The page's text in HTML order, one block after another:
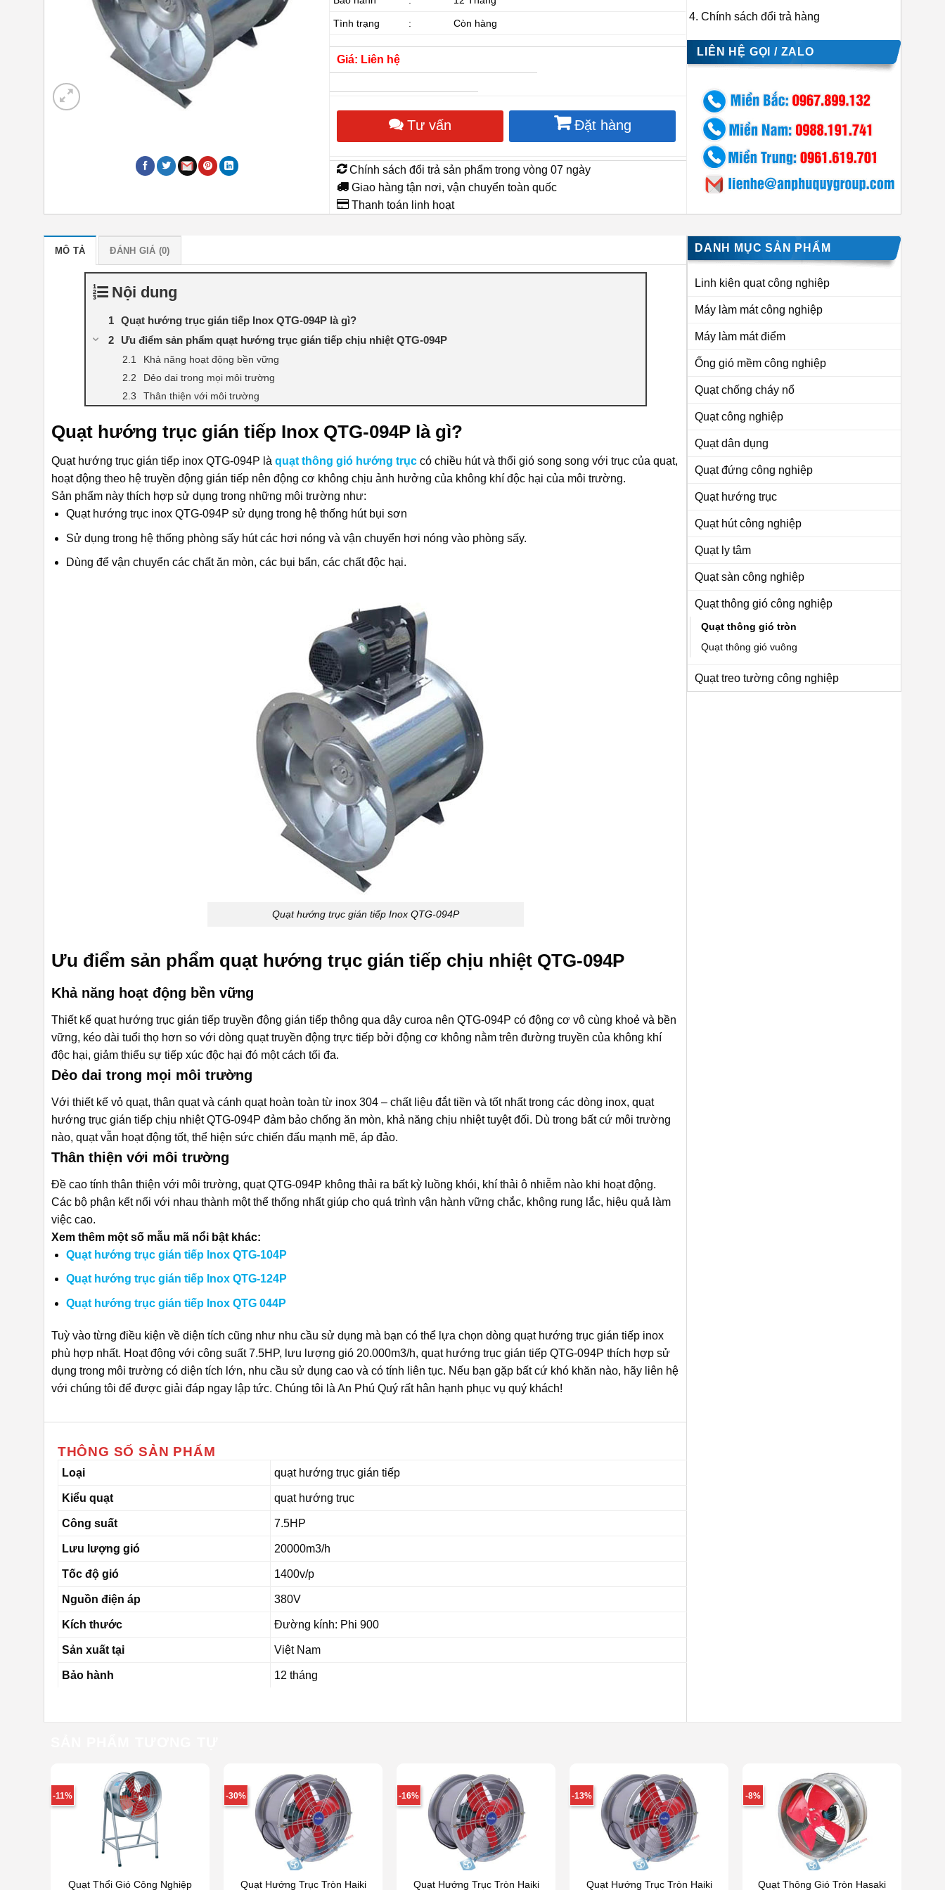
Tình trạng : Còn hàng
Giá: Liên hệ
Tư vấn Đặt hàng
Chính sách đổi trả sản phẩm trong vòng 07 ngày
Giao hàng tận nơi, vận chuyển toàn quốc
Thanh toán linh hoạt
Chính sách đổi trả hàng
LIÊN HỆ GỌI / ZALO
MÔ TẢ ĐÁNH GIÁ (0)
Nội dung
Quạt hướng trục gián tiếp Inox QTG-094P là gì?
Ưu điểm sản phẩm quạt hướng trục gián tiếp chịu nhiệt QTG-094P
Khả năng hoạt động bền vững
Dẻo dai trong mọi môi trường
Thân thiện với môi trường
Quạt hướng trục gián tiếp Inox QTG-094P là gì?
Quạt hướng trục gián tiếp inox QTG-094P là quạt thông gió hướng trục có chiều hút và thổi gió song song với trục của quạt,
hoạt động theo hệ truyền động gián tiếp nên động cơ không chịu ảnh hưởng của không khí độc hại của môi trường.
Sản phẩm này thích hợp sử dụng trong những môi trường như:
Quạt hướng trục inox QTG-094P sử dụng trong hệ thống hút bụi sơn
Sử dụng trong hệ thống phòng sấy hút các hơi nóng và vận chuyển hơi nóng vào phòng sấy.
Dùng để vận chuyển các chất ăn mòn, các bụi bẩn, các chất độc hại.
Quạt hướng trục gián tiếp Inox QTG-094P
Ưu điểm sản phẩm quạt hướng trục gián tiếp chịu nhiệt QTG-094P
Khả năng hoạt động bền vững
Thiết kế quạt hướng trục gián tiếp truyền động gián tiếp thông qua dây curoa nên QTG-094P có động cơ vô cùng khoẻ và bền
vững, kéo dài tuổi thọ hơn so với dòng quạt truyền động trực tiếp bởi động cơ không nằm trên đường truyền của không khí
độc hại, giảm thiểu sự tiếp xúc độc hại đó một cách tối đa.
Dẻo dai trong mọi môi trường
Với thiết kế vỏ quạt, thân quạt và cánh quạt hoàn toàn từ inox 304 – chất liệu đắt tiền và tốt nhất trong các dòng inox, quạt
hướng trục gián tiếp chịu nhiệt QTG-094P đảm bảo chống ăn mòn, khả năng chịu nhiệt tuyệt đối. Dù trong bất cứ môi trường
nào, quạt vẫn hoạt động tốt, thể hiện sức chiến đấu mạnh mẽ, áp đảo.
Thân thiện với môi trường
Đề cao tính thân thiện với môi trường, quạt QTG-094P không thải ra bất kỳ luồng khói, khí thải ô nhiễm nào khi hoạt động.
Các bộ phận kết nối với nhau thành một thể thống nhất giúp cho quá trình vận hành vững chắc, không rung lắc, hiệu quả làm
việc cao.
Xem thêm một số mẫu mã nổi bật khác:
Quạt hướng trục gián tiếp Inox QTG-104P
Quạt hướng trục gián tiếp Inox QTG-124P
Quạt hướng trục gián tiếp Inox QTG 044P
Tuỳ vào từng điều kiện về diện tích cũng như nhu cầu sử dụng mà bạn có thể lựa chọn dòng quạt hướng trục gián tiếp inox
phù hợp nhất. Hoạt động với công suất 7.5HP, lưu lượng gió 20.000m3/h, quạt hướng trục gián tiếp QTG-094P thích hợp sử
dụng trong môi trường có diện tích lớn, nhu cầu sử dụng cao và có tính liên tục. Nếu bạn gặp bất cứ khó khăn nào, hãy liên hệ
với chúng tôi để được giải đáp ngay lập tức. Chúng tôi là An Phú Quý rất hân hạnh phục vụ quý khách!
THÔNG SỐ SẢN PHẨM
Loại quạt hướng trục gián tiếp
Kiểu quạt quạt hướng trục
Công suất 7.5HP
Lưu lượng gió 20000m3/h
Tốc độ gió 1400v/p
Nguồn điện áp 380V
Kích thước Đường kính: Phi 900
Sản xuất tại Việt Nam
Bảo hành 12 tháng
DANH MỤC SẢN PHẨM
Linh kiện quạt công nghiệp
Máy làm mát công nghiệp
Máy làm mát điểm
Ống gió mềm công nghiệp
Quạt chống cháy nổ
Quạt công nghiệp
Quạt dân dụng
Quạt đứng công nghiệp
Quạt hướng trục
Quạt hút công nghiệp
Quạt ly tâm
Quạt sàn công nghiệp
Quạt thông gió công nghiệp
Quạt thông gió tròn
Quạt thông gió vuông
Quạt treo tường công nghiệp
-11%
Quạt Thổi Gió Công Nghiệp
-30%
Quạt Hướng Trục Tròn Haiki
-16%
Quạt Hướng Trục Tròn Haiki
-13%
Quạt Hướng Trục Tròn Haiki
-8%
Quạt Thông Gió Tròn Hasaki